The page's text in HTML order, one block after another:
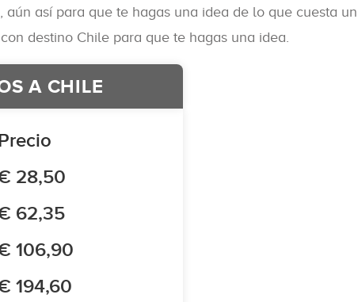
así para que te hagas una idea de lo que cuesta
destino Chile para que te hagas una idea.
A CHILE
28,50
62,35
106,90
194,60